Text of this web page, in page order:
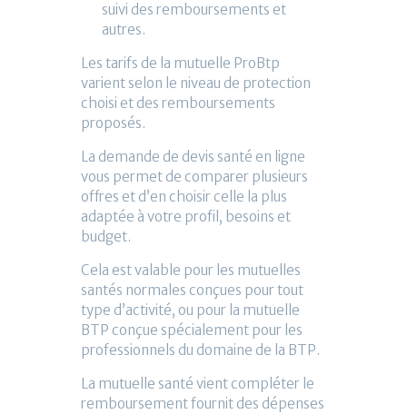
suivi des remboursements et
autres.
Les tarifs de la mutuelle ProBtp
varient selon le niveau de protection
choisi et des remboursements
proposés.
La demande de devis santé en ligne
vous permet de comparer plusieurs
offres et d’en choisir celle la plus
adaptée à votre profil, besoins et
budget.
Cela est valable pour les mutuelles
santés normales conçues pour tout
type d’activité, ou pour la mutuelle
BTP conçue spécialement pour les
professionnels du domaine de la BTP.
La mutuelle santé vient compléter le
remboursement fournit des dépenses